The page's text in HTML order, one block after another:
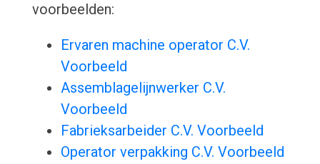
voorbeelden:
Ervaren machine operator C.V.
Voorbeeld
Assemblagelijnwerker C.V.
Voorbeeld
Fabrieksarbeider C.V. Voorbeeld
Operator verpakking C.V. Voorbeeld